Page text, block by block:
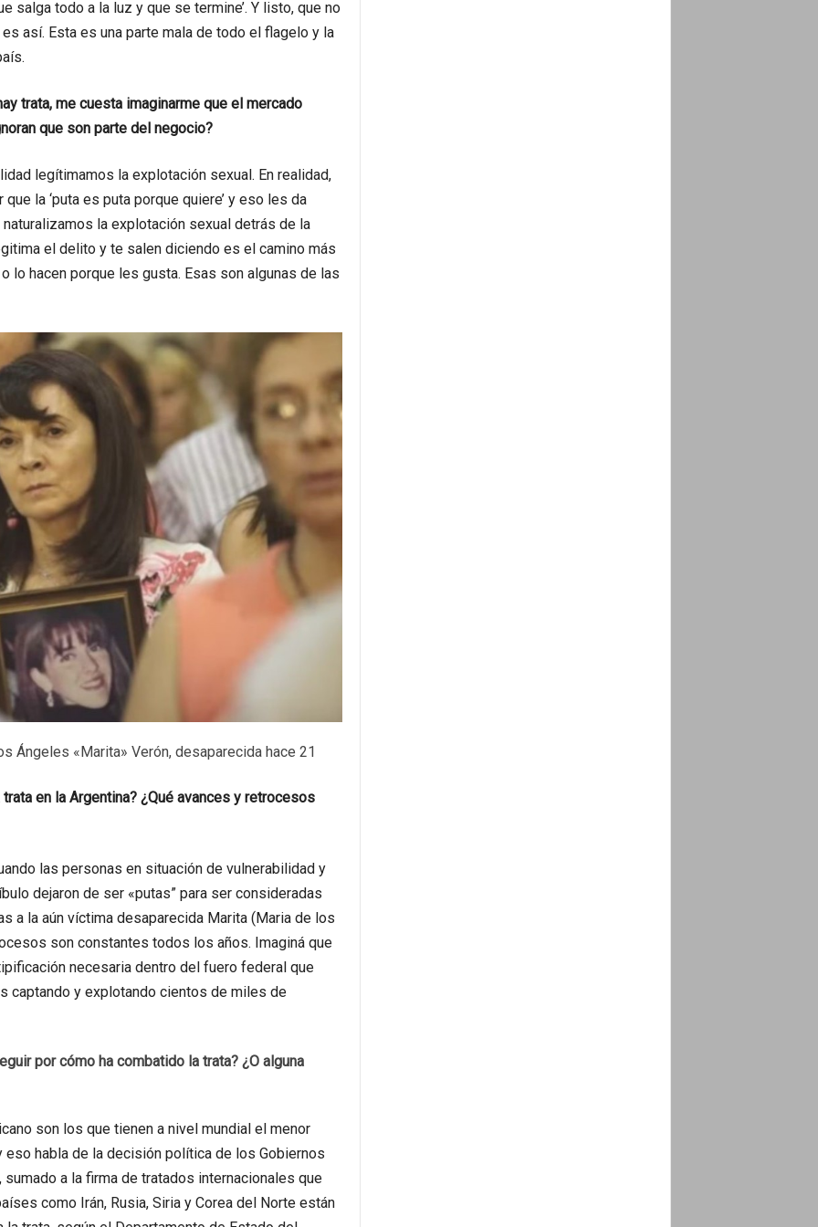
salga todo a la luz y que se termine’. Y listo, que no
así. Esta es una parte mala de todo el flagelo y la
trata, me cuesta imaginarme que el mercado
que son parte del negocio?
legítimamos la explotación sexual. En realidad,
la ‘puta es puta porque quiere’ y eso les da
la explotación sexual detrás de la
el delito y te salen diciendo es el camino más
hacen porque les gusta. Esas son algunas de las
Ángeles «Marita» Verón, desaparecida hace 21
en la Argentina? ¿Qué avances y retrocesos
las personas en situación de vulnerabilidad y
dejaron de ser «putas” para ser consideradas
a la aún víctima desaparecida Marita (Maria de los
son constantes todos los años. Imaginá que
necesaria dentro del fuero federal que
captando y explotando cientos de miles de
por cómo ha combatido la trata? ¿O alguna
son los que tienen a nivel mundial el menor
habla de la decisión política de los Gobiernos
a la firma de tratados internacionales que
como Irán, Rusia, Siria y Corea del Norte están